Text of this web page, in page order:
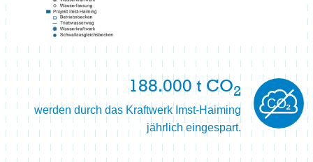
188.000 t CO2
werden durch das Kraftwerk Imst-Haiming
jährlich eingespart.